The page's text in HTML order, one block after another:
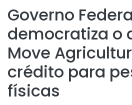
Governo
democratiza o
Move
crédito para
físicas